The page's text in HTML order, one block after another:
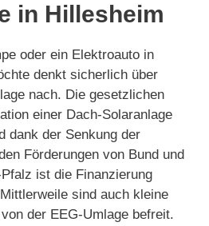
in Hillesheim
oder ein Elektroauto in
denkt sicherlich über
nach. Die gesetzlichen
einer Dach-Solaranlage
dank der Senkung der
Förderungen von Bund und
ist die Finanzierung
sind auch kleine
der EEG-Umlage befreit.